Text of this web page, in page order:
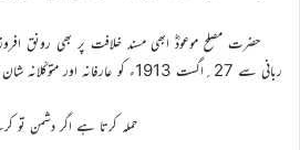
حضرت مصلح موعودؓ ابھی مسند خلافت پر بھی رونق
ربانی سے 27؍اگست 1913ء کو عارفانہ اور متوکّلانہ شان کے ساتھ یہ پیشگوئی فرمادی تھی کہ ؎
حملہ کرتا ہے اگر دشمن تو